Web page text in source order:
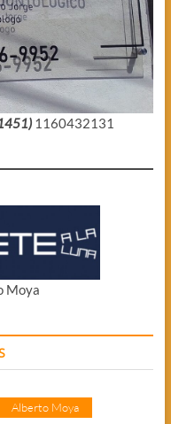
1160432131
Moya
Alberto Moya